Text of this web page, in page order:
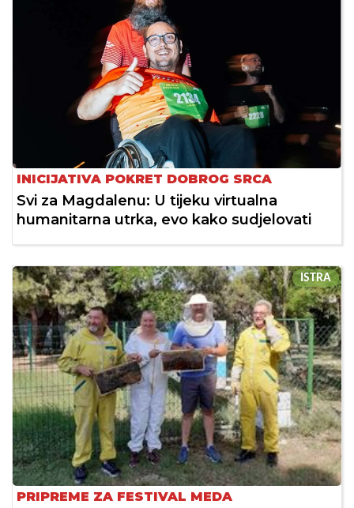
INICIJATIVA POKRET DOBROG SRCA
Svi za Magdalenu: U tijeku virtualna
humanitarna utrka, evo kako sudjelovati
ISTRA
PRIPREME ZA FESTIVAL MEDA